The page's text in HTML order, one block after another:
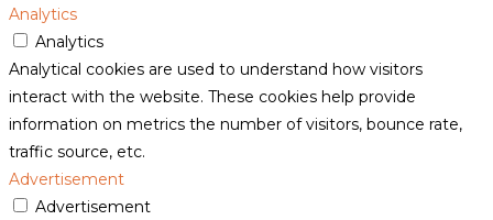
Analytics
Analytics
Analytical cookies are used to understand how visitors
interact with the website. These cookies help provide
information on metrics the number of visitors, bounce rate,
traffic source, etc.
Advertisement
Advertisement